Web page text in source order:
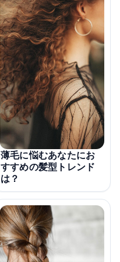
薄毛に悩むあなたにお
すすめの髪型トレンド
は？